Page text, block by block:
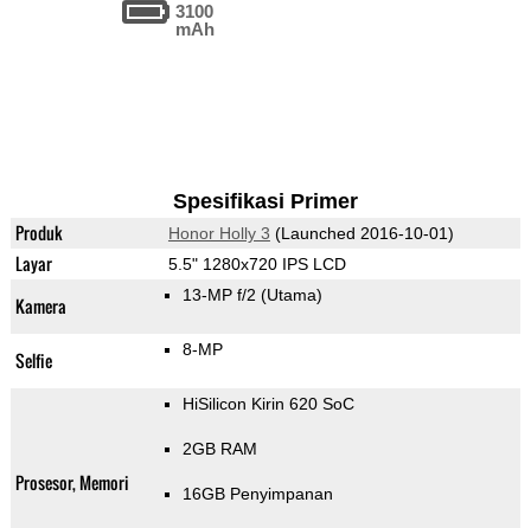
3100
mAh
Spesifikasi Primer
Produk Honor Holly 3 (Launched 2016-10-01)
Layar 5.5" 1280x720 IPS LCD
Kamera 13-MP f/2 (Utama)
Selfie 8-MP
Prosesor, Memori
HiSilicon Kirin 620 SoC
2GB RAM
16GB Penyimpanan